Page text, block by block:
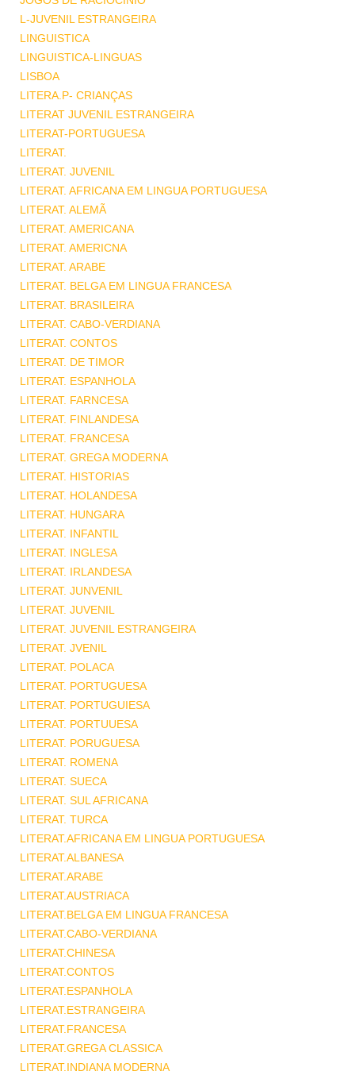
L-JUVENIL ESTRANGEIRA
LINGUISTICA
LINGUISTICA-LINGUAS
LISBOA
LITERA.P- CRIANÇAS
LITERAT JUVENIL ESTRANGEIRA
LITERAT-PORTUGUESA
LITERAT.
LITERAT. JUVENIL
LITERAT. AFRICANA EM LINGUA PORTUGUESA
LITERAT. ALEMÃ
LITERAT. AMERICANA
LITERAT. AMERICNA
LITERAT. ARABE
LITERAT. BELGA EM LINGUA FRANCESA
LITERAT. BRASILEIRA
LITERAT. CABO-VERDIANA
LITERAT. CONTOS
LITERAT. DE TIMOR
LITERAT. ESPANHOLA
LITERAT. FARNCESA
LITERAT. FINLANDESA
LITERAT. FRANCESA
LITERAT. GREGA MODERNA
LITERAT. HISTORIAS
LITERAT. HOLANDESA
LITERAT. HUNGARA
LITERAT. INFANTIL
LITERAT. INGLESA
LITERAT. IRLANDESA
LITERAT. JUNVENIL
LITERAT. JUVENIL
LITERAT. JUVENIL ESTRANGEIRA
LITERAT. JVENIL
LITERAT. POLACA
LITERAT. PORTUGUESA
LITERAT. PORTUGUIESA
LITERAT. PORTUUESA
LITERAT. PORUGUESA
LITERAT. ROMENA
LITERAT. SUECA
LITERAT. SUL AFRICANA
LITERAT. TURCA
LITERAT.AFRICANA EM LINGUA PORTUGUESA
LITERAT.ALBANESA
LITERAT.ARABE
LITERAT.AUSTRIACA
LITERAT.BELGA EM LINGUA FRANCESA
LITERAT.CABO-VERDIANA
LITERAT.CHINESA
LITERAT.CONTOS
LITERAT.ESPANHOLA
LITERAT.ESTRANGEIRA
LITERAT.FRANCESA
LITERAT.GREGA CLASSICA
LITERAT.INDIANA MODERNA